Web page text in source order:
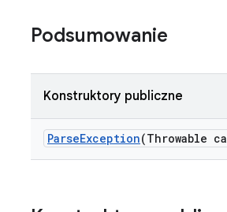
Podsumowanie
Konstruktory publiczne
ParseException(Throwable